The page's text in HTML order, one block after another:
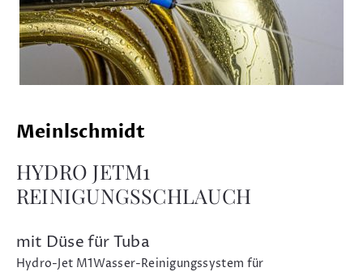
Meinlschmidt
HYDRO JETM1
REINIGUNGSSCHLAUCH
mit Düse für Tuba
Hydro-Jet M1Wasser-Reinigungssystem für